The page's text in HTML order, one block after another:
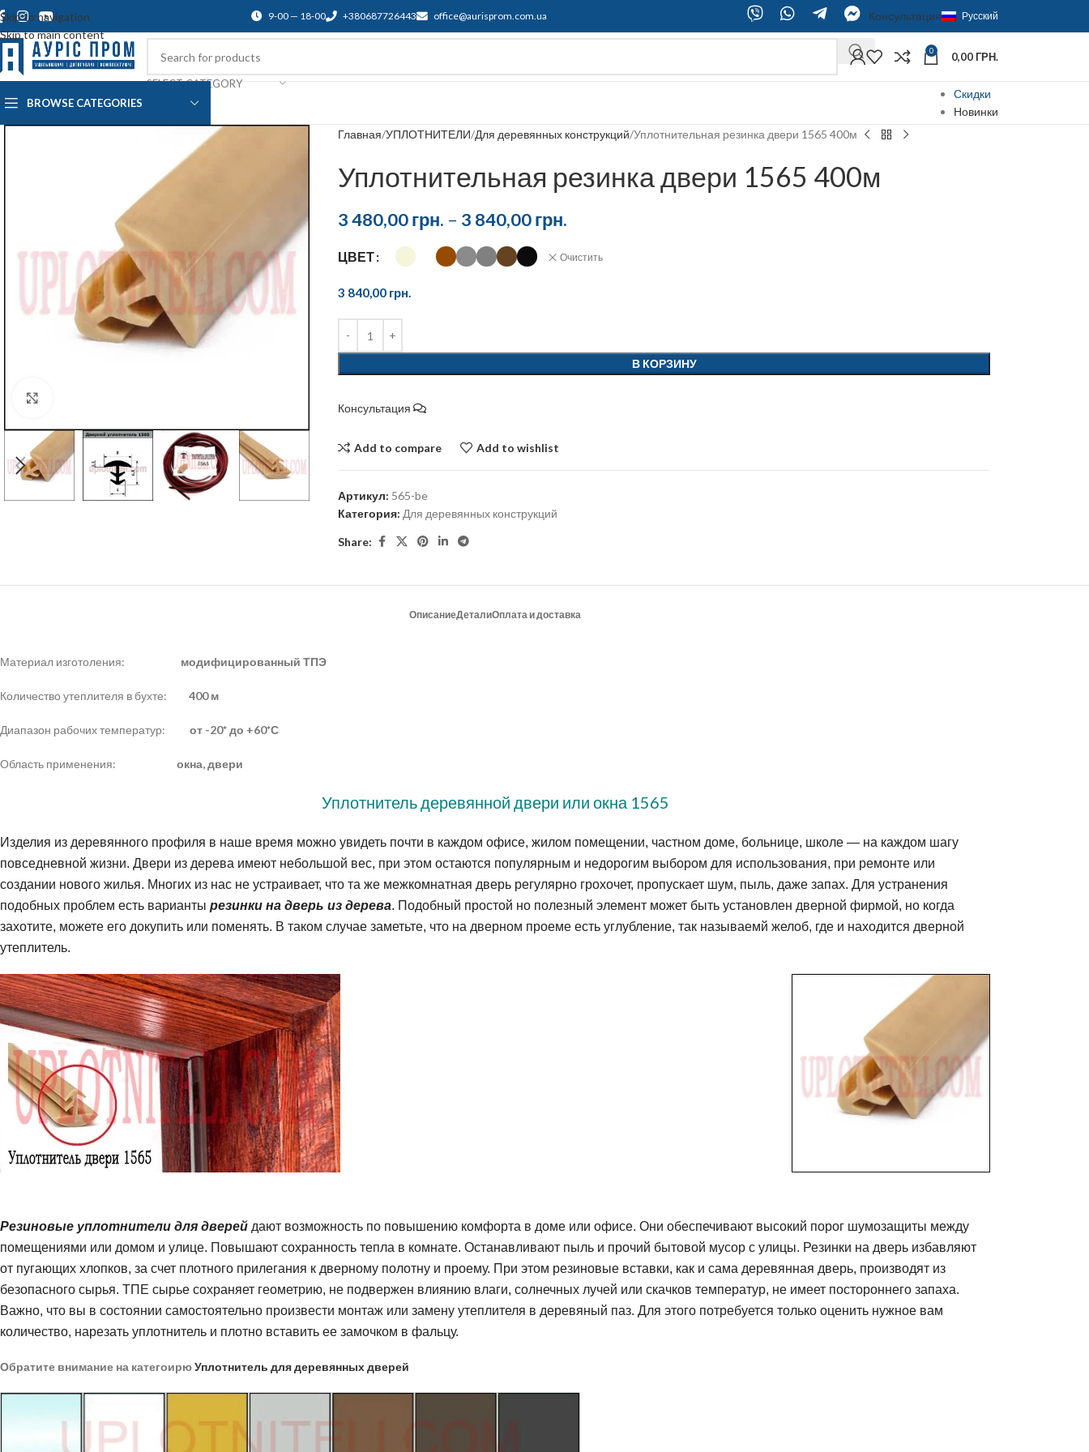
Skip to navigation
Skip to main content
9-00 — 18-00 +380687726443 office@aurisprom.com.ua Консультация Русский
SELECT CATEGORY
0 0,00ГРН.
BROWSE CATEGORIES
Скидки
Новинки
Главная УПЛОТНИТЕЛИ Для деревянных конструкций Уплотнительная резинка двери 1565 400м
Уплотнительная резинка двери 1565 400м
3 480,00грн. – 3 840,00грн.
ЦВЕТ Очистить
3 840,00 грн.
В КОРЗИНУ
Консультация
Add to compare Add to wishlist
Артикул: 565-be
Категория: Для деревянных конструкций
Share:
ОписаниеДеталиОплата и доставка
Материал изготоления: модифицированный ТПЭ
Количество утеплителя в бухте: 400 м
Диапазон рабочих температур: от -20* до +60*С
Область применения: окна, двери
Уплотнитель деревянной двери или окна 1565
Изделия из деревянного профиля в наше время можно увидеть почти в каждом офисе, жилом помещении, частном доме, больнице, школе — на каждом шагу
повседневной жизни. Двери из дерева имеют небольшой вес, при этом остаются популярным и недорогим выбором для использования, при ремонте или
создании нового жилья. Многих из нас не устраивает, что та же межкомнатная дверь регулярно грохочет, пропускает шум, пыль, даже запах. Для устранения
подобных проблем есть варианты резинки на дверь из дерева. Подобный простой но полезный элемент может быть установлен дверной фирмой, но когда
захотите, можете его докупить или поменять. В таком случае заметьте, что на дверном проеме есть углубление, так называемй желоб, где и находится дверной
утеплитель.
Резиновые уплотнители для дверей дают возможность по повышению комфорта в доме или офисе. Они обеспечивают высокий порог шумозащиты между
помещениями или домом и улице. Повышают сохранность тепла в комнате. Останавливают пыль и прочий бытовой мусор с улицы. Резинки на дверь избавляют
от пугающих хлопков, за счет плотного прилегания к дверному полотну и проему. При этом резиновые вставки, как и сама деревянная дверь, производят из
безопасного сырья. ТПЕ сырье сохраняет геометрию, не подвержен влиянию влаги, солнечных лучей или скачков температур, не имеет постороннего запаха.
Важно, что вы в состоянии самостоятельно произвести монтаж или замену утеплителя в деревяный паз. Для этого потребуется только оценить нужное вам
количество, нарезать уплотнитель и плотно вставить ее замочком в фальцу.
Обратите внимание на категоирюУплотнитель для деревянных дверей